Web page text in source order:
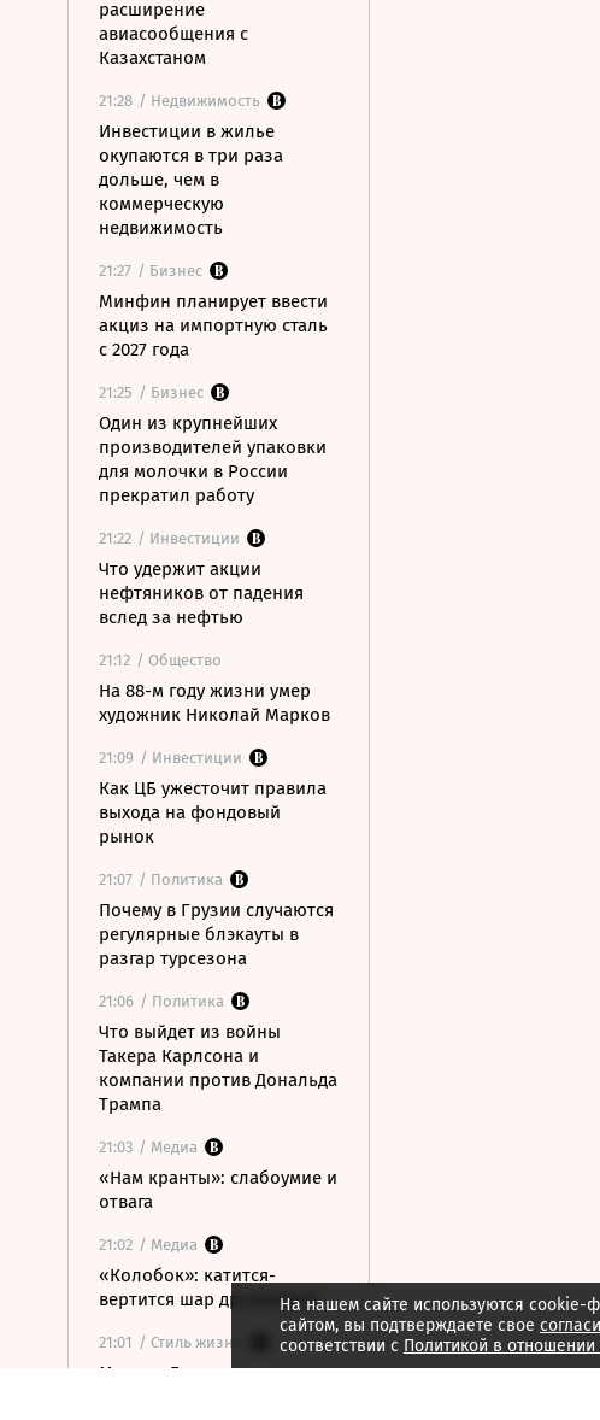
расширение
авиасообщения с
Казахстаном
21:28 / Недвижимость
Инвестиции в жилье
окупаются в три раза
дольше, чем в
коммерческую
недвижимость
21:27 / Бизнес
Минфин планирует ввести
акциз на импортную сталь
с 2027 года
21:25 / Бизнес
Один из крупнейших
производителей упаковки
для молочки в России
прекратил работу
21:22 / Инвестиции
Что удержит акции
нефтяников от падения
вслед за нефтью
21:12 / Общество
На 88-м году жизни умер
художник Николай Марков
21:09 / Инвестиции
Как ЦБ ужесточит правила
выхода на фондовый
рынок
21:07 / Политика
Почему в Грузии случаются
регулярные блэкауты в
разгар турсезона
21:06 / Политика
Что выйдет из войны
Такера Карлсона и
компании против Дональда
Трампа
21:03 / Медиа
«Нам кранты»: слабоумие и
отвага
21:02 / Медиа
«Колобок»: катится-
вертится шар дрожжевой
21:01 / Стиль жизни
Марина Брусникина:
На нашем сайте используются cookie-
сайтом, вы подтверждаете свое
соответствии с Политикой в